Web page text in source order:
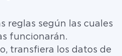
reglas según las cuales
funcionarán.
transfiera los datos de